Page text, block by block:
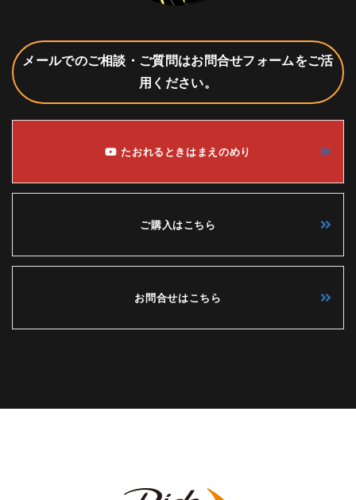
メールでのご相談・ご質問はお問合せフォームをご活
用ください。
たおれるときはまえのめり
ご購入はこちら
お問合せはこちら